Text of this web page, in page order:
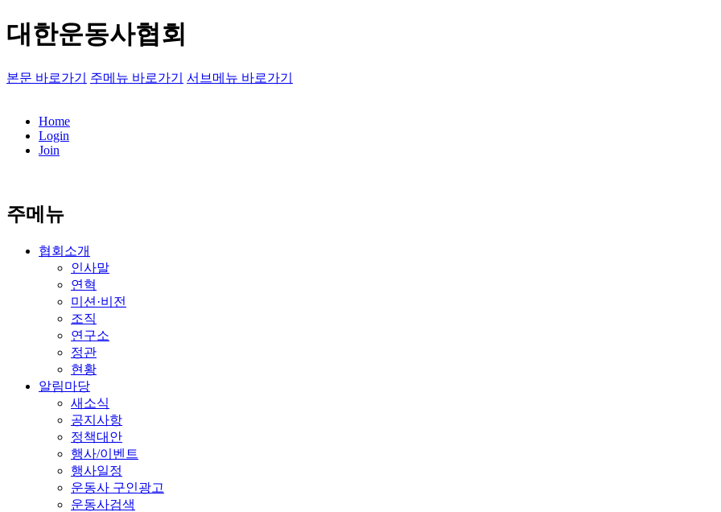
대한운동사협회
본문 바로가기 주메뉴 바로가기 서브메뉴 바로가기
Home
Login
Join
주메뉴
협회소개
인사말
연혁
미션·비전
조직
연구소
정관
현황
알림마당
새소식
공지사항
정책대안
행사/이벤트
행사일정
운동사 구인광고
운동사검색